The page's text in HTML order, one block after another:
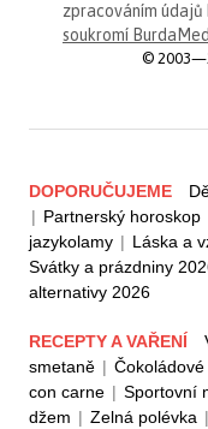
zpracováním
soukromí
©
DOPORUČUJEME
| Partnerský horoskop
jazykolamy | Láska a
Svátky a prázdniny
alternativy 2026
RECEPTY A VAŘENÍ
smetaně |
con carne | Sportovní
džem | Zelná polévka |